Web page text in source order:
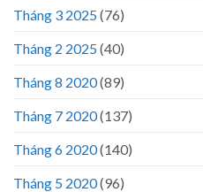
Tháng 3 2025(76)
Tháng 2 2025(40)
Tháng 8 2020(89)
Tháng 7 2020(137)
Tháng 6 2020(140)
Tháng 5 2020(96)